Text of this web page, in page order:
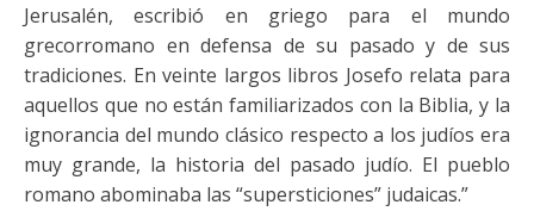
Jerusalén, escribió en griego para el mundo
grecorromano en defensa de su pasado y de sus
tradiciones. En veinte largos libros Josefo relata para
aquellos que no están familiarizados con la Biblia, y la
ignorancia del mundo clásico respecto a los judíos era
muy grande, la historia del pasado judío. El pueblo
romano abominaba las “supersticiones” judaicas.”